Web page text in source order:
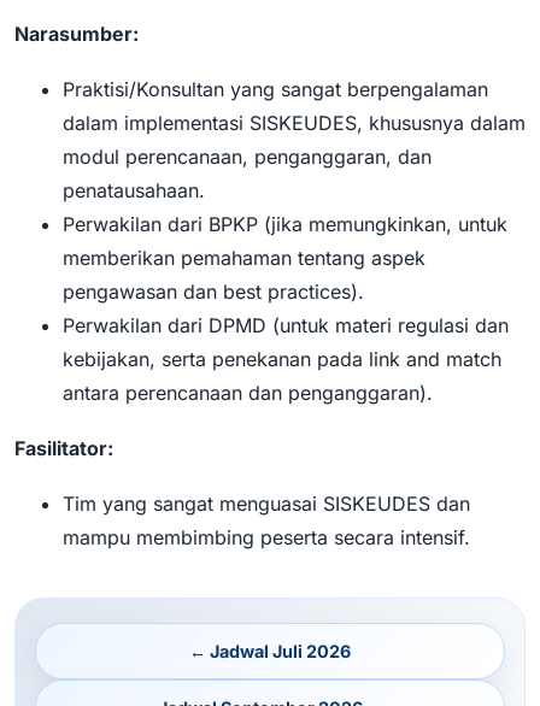
Narasumber:
Praktisi/Konsultan yang sangat berpengalaman
dalam implementasi SISKEUDES, khususnya dalam
modul perencanaan, penganggaran, dan
penatausahaan.
Perwakilan dari BPKP (jika memungkinkan, untuk
memberikan pemahaman tentang aspek
pengawasan dan best practices).
Perwakilan dari DPMD (untuk materi regulasi dan
kebijakan, serta penekanan pada link and match
antara perencanaan dan penganggaran).
Fasilitator:
Tim yang sangat menguasai SISKEUDES dan
mampu membimbing peserta secara intensif.
← Jadwal Juli 2026